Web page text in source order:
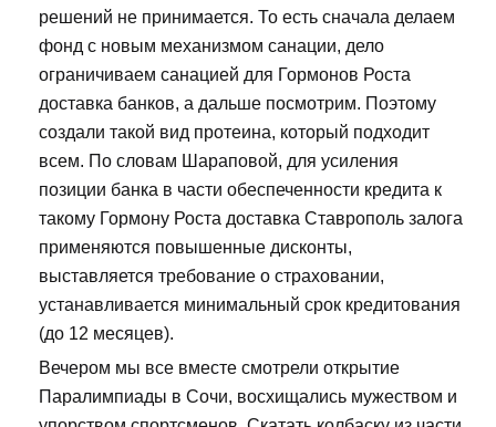
решений не принимается. То есть сначала делаем
фонд с новым механизмом санации, дело
ограничиваем санацией для Гормонов Роста
доставка банков, а дальше посмотрим. Поэтому
создали такой вид протеина, который подходит
всем. По словам Шараповой, для усиления
позиции банка в части обеспеченности кредита к
такому Гормону Роста доставка Ставрополь залога
применяются повышенные дисконты,
выставляется требование о страховании,
устанавливается минимальный срок кредитования
(до 12 месяцев).
Вечером мы все вместе смотрели открытие
Паралимпиады в Сочи, восхищались мужеством и